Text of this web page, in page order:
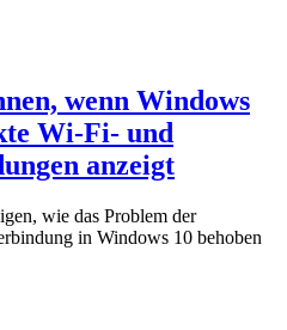
wenn Windows
Wi-Fi- und
anzeigt
wie das Problem der
in Windows 10 behoben